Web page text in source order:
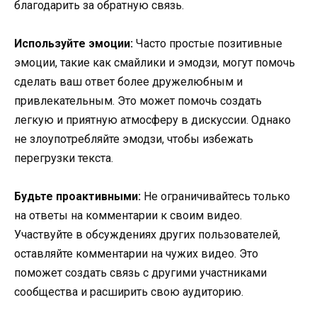
благодарить за обратную связь.
Используйте эмоции: Часто простые позитивные
эмоции, такие как смайлики и эмодзи, могут помочь
сделать ваш ответ более дружелюбным и
привлекательным. Это может помочь создать
легкую и приятную атмосферу в дискуссии. Однако
не злоупотребляйте эмодзи, чтобы избежать
перегрузки текста.
Будьте проактивными: Не ограничивайтесь только
на ответы на комментарии к своим видео.
Участвуйте в обсуждениях других пользователей,
оставляйте комментарии на чужих видео. Это
поможет создать связь с другими участниками
сообщества и расширить свою аудиторию.